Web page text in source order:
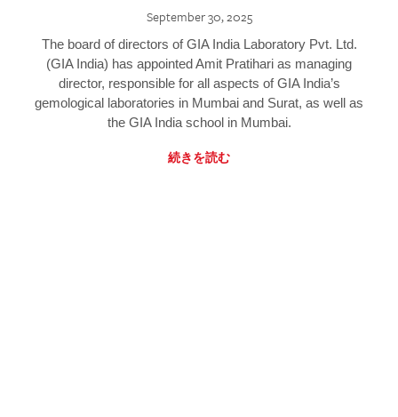
September 30, 2025
The board of directors of GIA India Laboratory Pvt. Ltd.
(GIA India) has appointed Amit Pratihari as managing
director, responsible for all aspects of GIA India’s
gemological laboratories in Mumbai and Surat, as well as
the GIA India school in Mumbai.
続きを読む